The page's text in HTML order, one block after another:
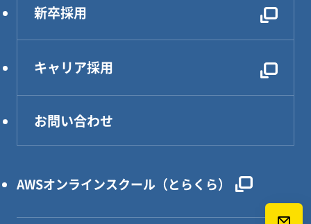
新卒採用
キャリア採用
お問い合わせ
AWSオンラインスクール（とらくら）